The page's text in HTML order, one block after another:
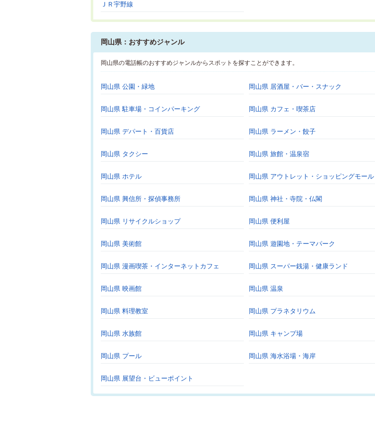
ＪＲ宇野線
岡山県：おすすめジャンル
岡山県の電話帳のおすすめジャンルからスポットを探すことができます。
岡山県 公園・緑地 岡山県 居酒屋・バー・スナック
岡山県 駐車場・コインパーキング 岡山県 カフェ・喫茶店
岡山県 デパート・百貨店 岡山県 ラーメン・餃子
岡山県 タクシー 岡山県 旅館・温泉宿
岡山県 ホテル 岡山県 アウトレット・ショッピングモール
岡山県 興信所・探偵事務所 岡山県 神社・寺院・仏閣
岡山県 リサイクルショップ 岡山県 便利屋
岡山県 美術館 岡山県 遊園地・テーマパーク
岡山県 漫画喫茶・インターネットカフェ 岡山県 スーパー銭湯・健康ランド
岡山県 映画館 岡山県 温泉
岡山県 料理教室 岡山県 プラネタリウム
岡山県 水族館 岡山県 キャンプ場
岡山県 プール 岡山県 海水浴場・海岸
岡山県 展望台・ビューポイント